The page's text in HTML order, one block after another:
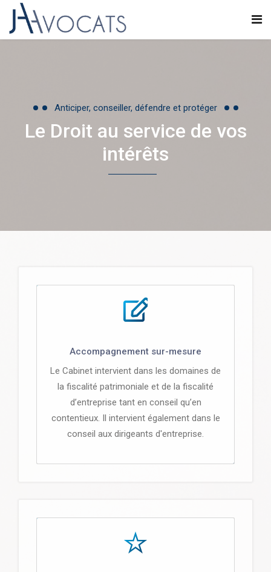
Anticiper, conseiller, défendre et protéger
Le Droit au service de vos
intérêts
Accompagnement sur-mesure
Le Cabinet intervient dans les domaines de
la fiscalité patrimoniale et de la fiscalité
d’entreprise tant en conseil qu’en
contentieux. Il intervient également dans le
conseil aux dirigeants d'entreprise.